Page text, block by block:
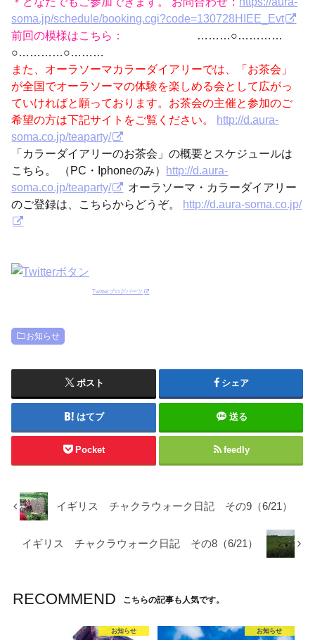
soma.jp/schedule/booking.cgi?code=130728HIEE_Evt
前回の模様はこちら：
………○…………
○…………○………
また、オーラソーマカラーダイアリーでは、「お茶会」
が全国でオーラソーマの体験を楽しめる会として広がっ
ていければと願っております。お茶会の主催と参加のご
希望の方は下記サイトをご覧ください。
http://d.aura-
soma.co.jp/teaparty/
「カラーダイアリーのお茶会」の概要とスケジュールは
こちら。 （PC・Iphoneのみ） http://d.aura-
soma.co.jp/teaparty/
オーラソーマ・カラーダイアリー
のご登録は、こちらからどうぞ。 http://d.aura-soma.co.jp/
Twitterブログパーツ
お知らせ
ポスト シェア
はてブ 送る
Pocket feedly
イギリス チャクラウォーク日記 その9（6/21）
イギリス チャクラウォーク日記 その8（6/21）
RECOMMEND こちらの記事も人気です。
お知らせ お知らせ